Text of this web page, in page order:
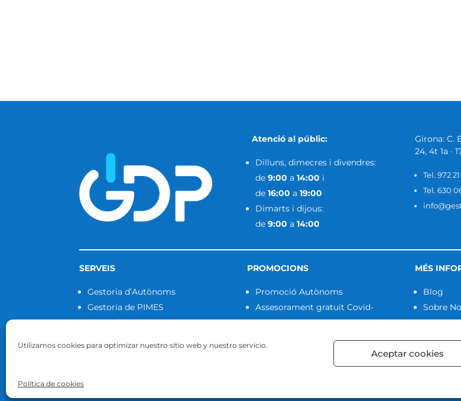
Utilizamos cookies para optimizar nuestro sitio web y nuestro servicio.
Aceptar cookies
Política de cookies
Atenció al públic:
Dilluns, dimecres i divendres:
de 9:00 a 14:00 i
de 16:00 a 19:00
Dimarts i dijous:
de 9:00 a 14:00
Girona: C.
24, 4t 1a ·
Tel. 972 21
Tel. 630
SERVEIS
Gestoria d’Autònoms
Gestoria de PIMES
Plans d’ajuda i rescat per a
PROMOCIONS
Promoció Autònoms
Assesorament gratuït Covid-
19
MÉS
Blog
Sobre
GDP Gestoria de Pimes ©